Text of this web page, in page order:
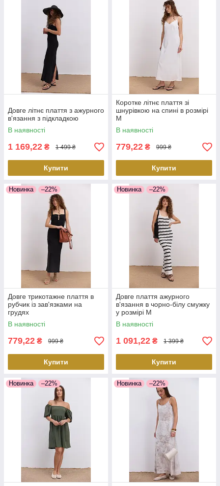
Довге літнє плаття з ажурного
в'язання з підкладкою
В наявності
1 169,22 ₴ 1 499 ₴
Купити
Коротке літнє плаття зі
шнурівкою на спині в розмірі
M
В наявності
779,22 ₴ 999 ₴
Купити
Новинка –22%
Довге трикотажне плаття в
рубчик із зав'язками на
грудях
В наявності
779,22 ₴ 999 ₴
Купити
Новинка –22%
Довге плаття ажурного
в'язання в чорно-білу смужку
у розмірі М
В наявності
1 091,22 ₴ 1 399 ₴
Купити
Новинка –22% Новинка –22%